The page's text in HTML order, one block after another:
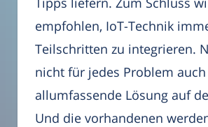
empfohlen, IoT-Technik
Teilschritten zu integrieren.
nicht für jedes Problem
allumfassende Lösung auf
Und die vorhandenen